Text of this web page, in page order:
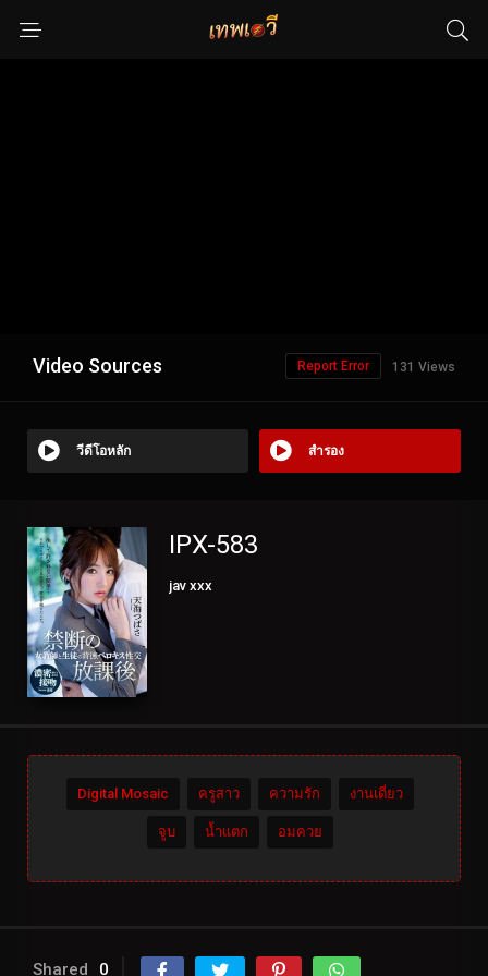
Video Sources 131 Views
Report Error
วีดีโอหลัก สำรอง
IPX-583
jav xxx
Digital Mosaic ครูสาว ความรัก งานเดี่ยว
จูบ น้ำแตก อมควย
Shared 0